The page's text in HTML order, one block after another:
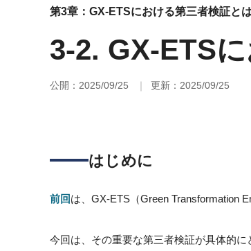
第3章：GX-ETSにおける第三者検証と
3-2. GX-ETS
公開：2025/09/25 更新：2025/09/25
はじめに
前回は、GX-ETS（Green Transformation
今回は、その重要な第三者検証が具体的